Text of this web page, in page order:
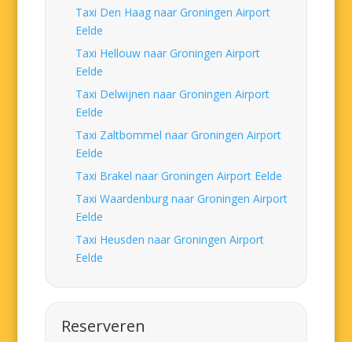
Taxi Den Haag naar Groningen Airport
Eelde
Taxi Hellouw naar Groningen Airport
Eelde
Taxi Delwijnen naar Groningen Airport
Eelde
Taxi Zaltbommel naar Groningen Airport
Eelde
Taxi Brakel naar Groningen Airport Eelde
Taxi Waardenburg naar Groningen Airport
Eelde
Taxi Heusden naar Groningen Airport
Eelde
Reserveren